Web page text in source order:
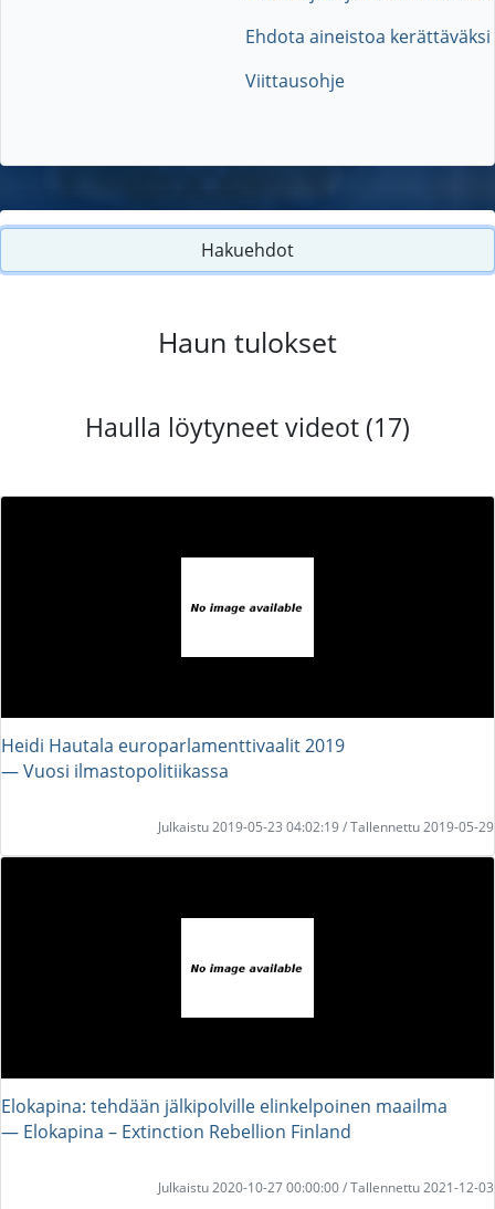
Ehdota aineistoa kerättäväksi
Viittausohje
Hakuehdot
Haun tulokset
Haulla löytyneet videot (17)
Heidi Hautala europarlamenttivaalit 2019
― Vuosi ilmastopolitiikassa
Julkaistu 2019-05-23 04:02:19 / Tallennettu 2019-05-29
Elokapina: tehdään jälkipolville elinkelpoinen maailma
― Elokapina – Extinction Rebellion Finland
Julkaistu 2020-10-27 00:00:00 / Tallennettu 2021-12-03